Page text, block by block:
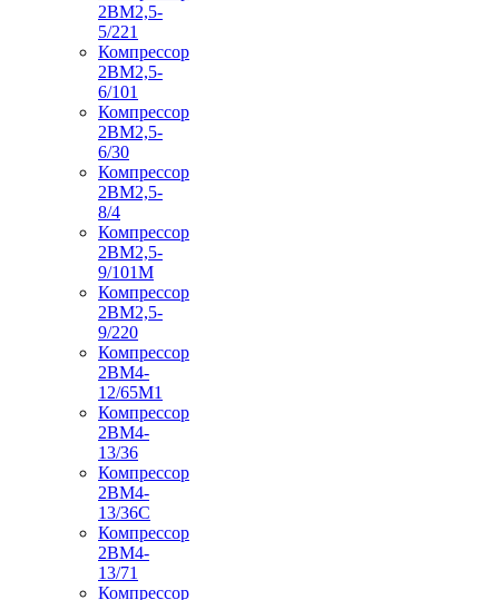
2ВМ2,5-
5/221
Компрессор
2ВМ2,5-
6/101
Компрессор
2ВМ2,5-
6/30
Компрессор
2ВМ2,5-
8/4
Компрессор
2ВМ2,5-
9/101М
Компрессор
2ВМ2,5-
9/220
Компрессор
2ВМ4-
12/65М1
Компрессор
2ВМ4-
13/36
Компрессор
2ВМ4-
13/36С
Компрессор
2ВМ4-
13/71
Компрессор